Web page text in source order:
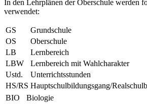
In den Lehrplänen der Oberschule werden
verwendet:
GS
Grundschule
OS
Oberschule
LB
Lernbereich
LBW
Lernbereich mit Wahlcharakter
Ustd.
Unterrichtsstunden
HS/RS Hauptschulbildungsgang/
BIO
Biologie